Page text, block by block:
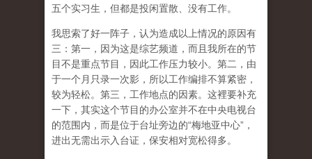
五个实习生，但都是投闲置散、没有工作。
我思索了好一阵子，认为造成以上情况的原因有
三：第一，因为这是综艺频道，而且我所在的节
目不是重点节目，因此工作压力较小。第二，由
于一个月只录一次影，所以工作编排不算紧密，
较为轻松。第三，工作地点的因素。这裡要补充
一下，其实这个节目的办公室并不在中央电视台
的范围内，而是位于台址旁边的“梅地亚中心”，
进出无需出示入台证，保安相对宽松得多。